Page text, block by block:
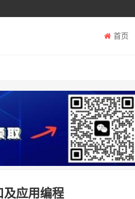
首页
及应用编程